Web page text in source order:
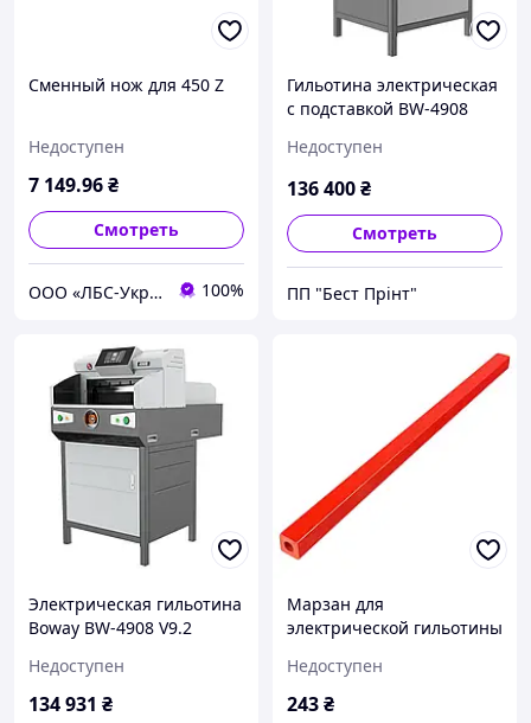
Сменный нож для 450 Z
Недоступен
7 149.96₴
Смотреть
ООО «ЛБС-Україна» 100%
Гильотина электрическая
с подставкой BW-4908
Недоступен
136 400₴
Смотреть
ПП "Бест Прінт"
Электрическая гильотина
Boway BW-4908 V9.2
Недоступен
134 931 ₴
Марзан для
электрической гильотины
Недоступен
243₴